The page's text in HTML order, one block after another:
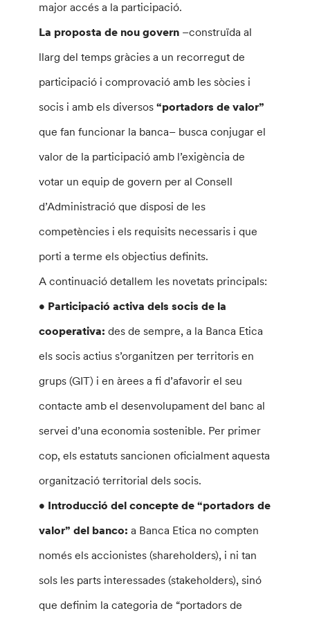
major accés a la participació.
La proposta de nou govern –construïda al
llarg del temps gràcies a un recorregut de
participació i comprovació amb les sòcies i
socis i amb els diversos “portadors de valor”
que fan funcionar la banca– busca conjugar el
valor de la participació amb l’exigència de
votar un equip de govern per al Consell
d’Administració que disposi de les
competències i els requisits necessaris i que
porti a terme els objectius definits.
A continuació detallem les novetats principals:
• Participació activa dels socis de la
cooperativa:des de sempre, a la Banca Etica
els socis actius s’organitzen per territoris en
grups (GIT) i en àrees a fi d’afavorir el seu
contacte amb el desenvolupament del banc al
servei d’una economia sostenible. Per primer
cop, els estatuts sancionen oficialment aquesta
organització territorial dels socis.
• Introducció del concepte de “portadors de
valor” del banco: a Banca Etica no compten
només els accionistes (shareholders), i ni tan
sols les parts interessades (stakeholders), sinó
que definim la categoria de “portadors de